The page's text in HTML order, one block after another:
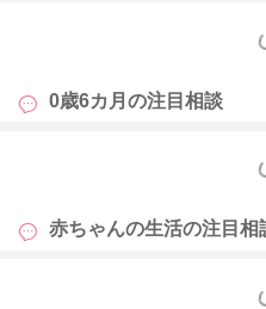
もっ
0歳6カ月の注目相談
もっ
赤ちゃんの生活の注目相
もっ